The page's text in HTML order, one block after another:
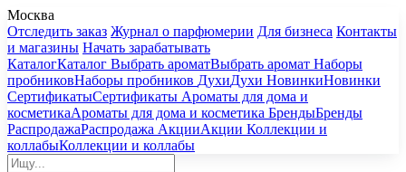
Москва
Отследить заказ Журнал о парфюмерии Для бизнеса Контакты
и магазины Начать зарабатывать
КаталогКаталог Выбрать ароматВыбрать аромат Наборы
пробниковНаборы пробников ДухиДухи НовинкиНовинки
СертификатыСертификаты Ароматы для дома и
косметикаАроматы для дома и косметика БрендыБренды
РаспродажаРаспродажа АкцииАкции Коллекции и
коллабыКоллекции и коллабы